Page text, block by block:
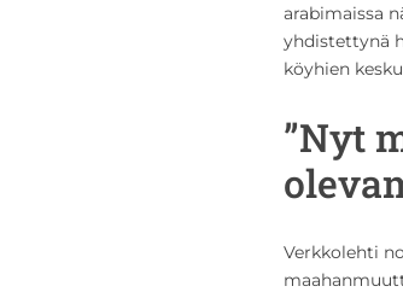
arabimaissa
yhdistettynä
köyhien
”Nyt
Verkkolehti